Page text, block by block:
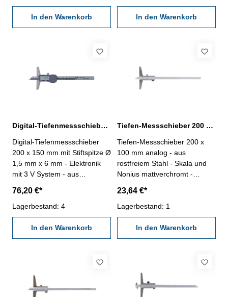
und Hold-Taste - mit RS 232C-
Schnittstelle, Datenausgang
RB 5 - im Behältnis/Kasten
In den Warenkorb
Ein/Aus-, Null-, Unit- und Hold-
Taste - mit RS 232C-
Schnittstelle, Datenausgang
In den Warenkorb
Digital-Tiefenmessschieber 200 x 150 mm mit Stiftspitze Ø 1,5 mm DIN 862
Digital-Tiefenmessschieber
200 x 150 mm mit Stiftspitze Ø
1,5 mm x 6 mm - Elektronik
mit 3 V System - aus
Ablesung 0,01 mm / 0,0005" -
Genauigkeit DIN 862 - mit
Ein/Aus-, Null-, Unit- und Hold-
Taste - mit RS 232C-
Schnittstelle, Datenausgang
76,20 €*
Lagerbestand: 4
In den Warenkorb
Tiefen-Messschieber 200 x 100 mm analog DIN 862
Tiefen-Messschieber 200 x
100 mm analog - aus
rostfreiem Stahl - Skala und
Nonius mattverchromt -
Brückenlänge 100 mm - im
Behältnis/Kasten Messbereich
200 mm
23,64 €*
Lagerbestand: 1
In den Warenkorb